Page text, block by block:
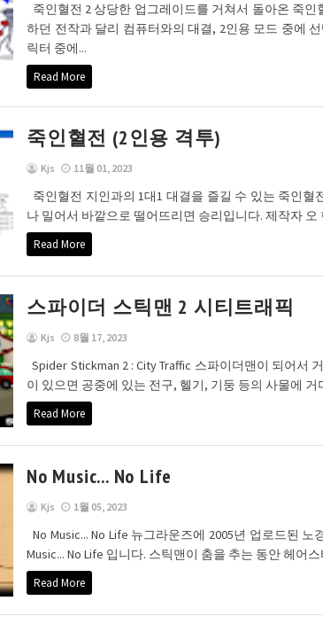
죽인혈전 2 상당한 업그레이드를 거쳐서 돌아온 죽
하던 전작과 달리 컴퓨터와의 대결, 2인용 모드 중에
릭터 중에...
Read More
죽인혈전 (2인용 격투)
Kjs 11월 01, 2023
죽인혈전 지인과의 1대1 대결을 즐길 수 있는 죽인
나 밀어서 바깥으로 떨어뜨리면 승리입니다. 제작자 오
Read More
스파이더 스틱맨 2 시티트래픽
Kjs 8월 17, 2023
Spider Stickman 2 : City Traffic 스파이더맨이 되어서
이 있으면 공중에 있는 전구, 헬기, 기둥 등의 사물에
Read More
No Music... No Life
Kjs 1월 05, 2023
No Music... No Life 뉴그라운즈에 2005년 업로드된
Music... No Life 입니다. 스틱맨이 춤을 추는 동안 헤어
Read More